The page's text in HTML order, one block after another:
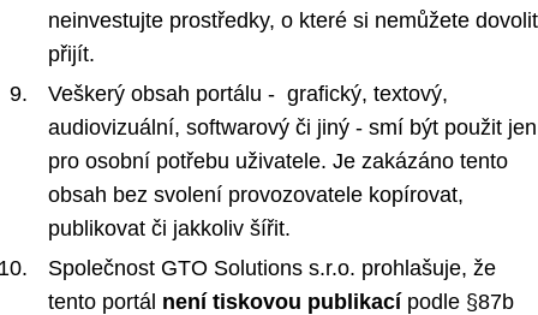
neinvestujte prostředky, o které si nemůžete dovolit
přijít.
Veškerý obsah portálu - grafický, textový,
audiovizuální, softwarový či jiný - smí být použit jen
pro osobní potřebu uživatele. Je zakázáno tento
obsah bez svolení provozovatele kopírovat,
publikovat či jakkoliv šířit.
Společnost GTO Solutions s.r.o. prohlašuje, že
tento portál není tiskovou publikací podle §87b